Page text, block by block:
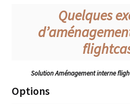
Enceinte & Dolly
Flightcase Combo –
Quelques
Solution Aménagement interne
Options